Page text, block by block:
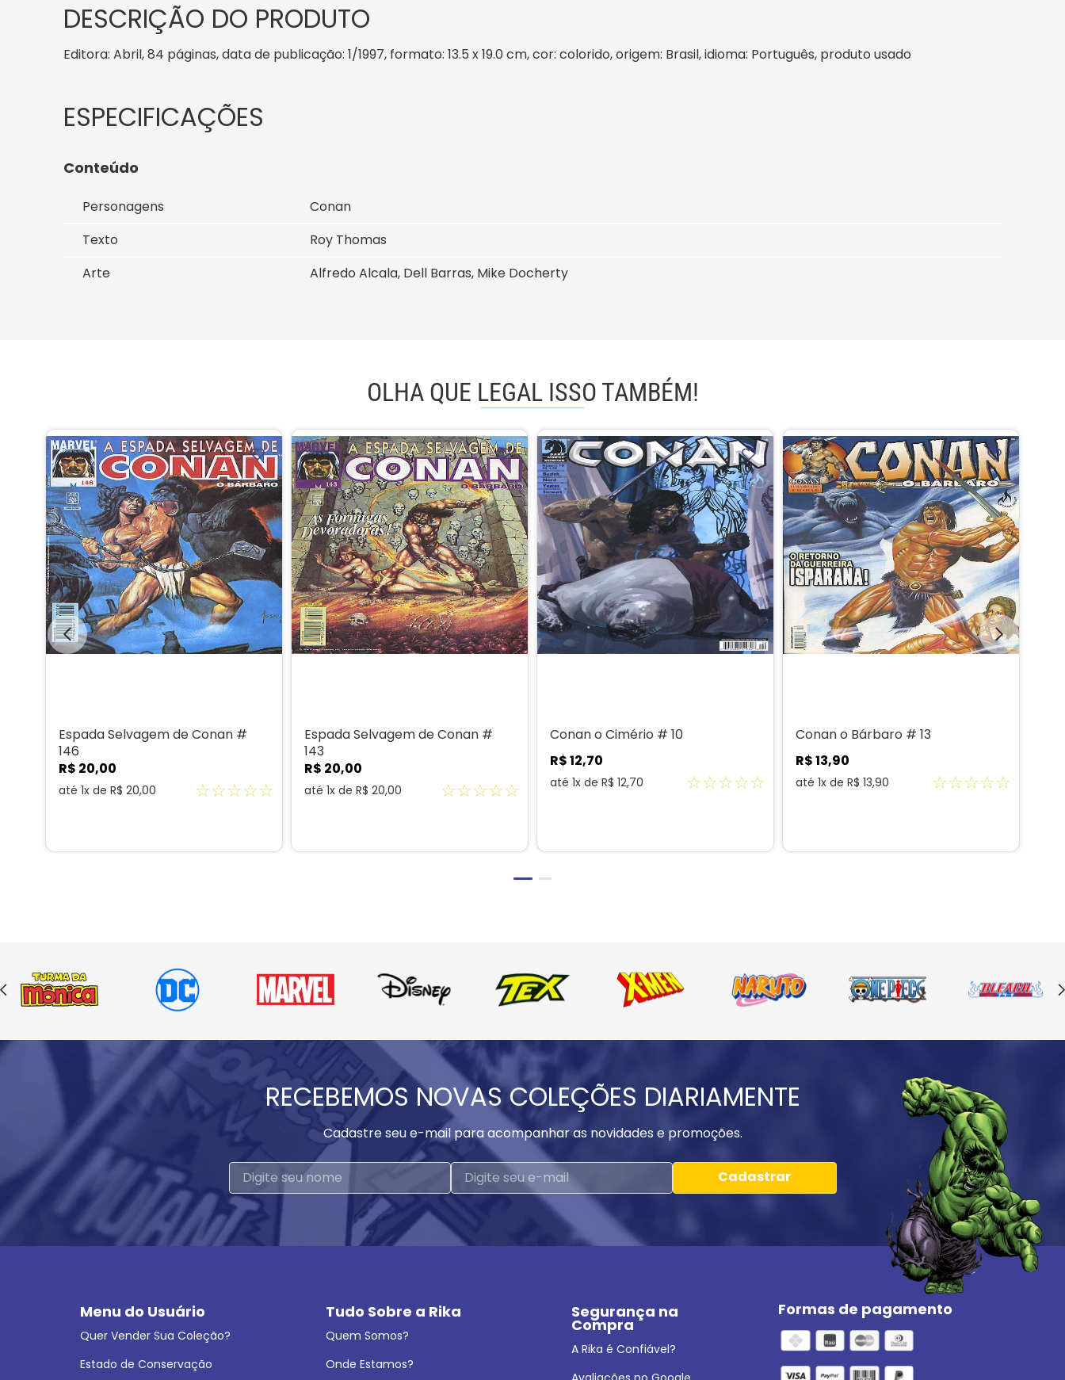
DESCRIÇÃO DO PRODUTO
Editora: Abril, 84 páginas, data de publicação: 1/1997, formato: 13.5 x 19.0 cm, cor: colorido, origem: Brasil, idioma: Português, produto usado
Conteúdo
Personagens
Conan
Texto
Roy Thomas
Arte
Alfredo Alcala, Dell Barras, Mike Docherty
OLHA QUE LEGAL ISSO TAMBÉM!
Espada Selvagem de Conan #
146
R$ 20,00
até 1x de R$ 20,00 ☆☆☆☆☆
Espada Selvagem de Conan #
143
R$ 20,00
até 1x de R$ 20,00 ☆☆☆☆☆
Conan o Cimério # 10
R$12,70
até 1x de R$ 12,70 ☆☆☆☆☆
Conan o Bárbaro # 13
R$13,90
até 1x de R$ 13,90 ☆☆☆☆☆
RECEBEMOS NOVAS COLEÇÕES DIARIAMENTE
Cadastre seu e-mail para acompanhar as novidades e promoções.
Cadastrar
Menu do Usuário
Quer Vender Sua Coleção?
Estado de Conservação
Tudo Sobre a Rika
Quem Somos?
Onde Estamos?
Segurança na
Compra
A Rika é Confiável?
Formas de pagamento